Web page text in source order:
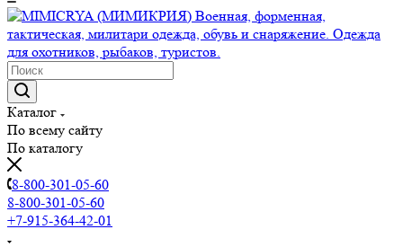
Каталог
По всему сайту
По каталогу
8-800-301-05-60
8-800-301-05-60
+7-915-364-42-01